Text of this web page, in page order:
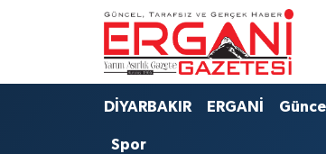
DİYARBAKIR ERGANİ Güncel
Spor
DİYARBAKIR
BAĞLAR
ERGANİ
Ergani Nöbetçi Eczaneler
Ergani Hava Durumu